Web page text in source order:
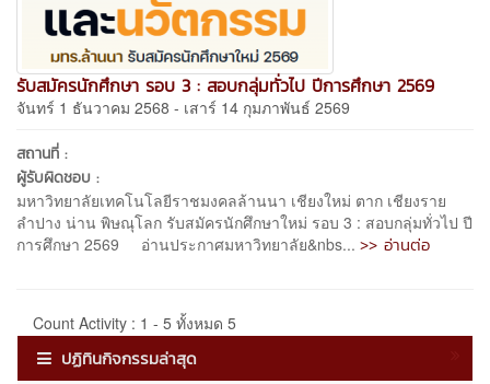
รับสมัครนักศึกษา รอบ 3 : สอบกลุ่มทั่วไป ปีการศึกษา 2569
จันทร์ 1 ธันวาคม 2568 - เสาร์ 14 กุมภาพันธ์ 2569
สถานที่ :
ผู้รับผิดชอบ :
มหาวิทยาลัยเทคโนโลยีราชมงคลล้านนา เชียงใหม่ ตาก เชียงราย
ลำปาง น่าน พิษณุโลก รับสมัครนักศึกษาใหม่ รอบ 3 : สอบกลุ่มทั่วไป ปี
การศึกษา 2569 อ่านประกาศมหาวิทยาลัย&nbs... >> อ่านต่อ
Count Activity : 1 - 5 ทั้งหมด 5
ปฏิทินกิจกรรมล่าสุด